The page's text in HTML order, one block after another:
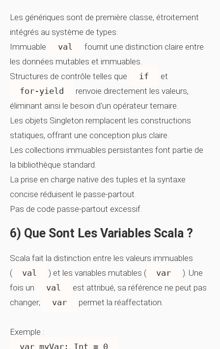
Les génériques sont de première classe, étroitement
intégrés au système de types.
Immuable
val
fournit une distinction claire entre
les données mutables et immuables.
Structures de contrôle telles que
if
et
for‑yield
renvoie directement les valeurs,
éliminant ainsi le besoin d'un opérateur ternaire.
Les objets Singleton remplacent les constructions
statiques, offrant une conception plus claire.
Les collections immuables persistantes font partie de
la bibliothèque standard.
La prise en charge native des tuples et la syntaxe
concise réduisent le passe-partout.
Pas de code passe-partout excessif.
6) Que Sont Les Variables Scala ?
Scala fait la distinction entre les valeurs immuables
(
val ) et les variables mutables ( var
). Une
fois un
val
est attribué, sa référence ne peut pas
changer;
var permet la réaffectation.
Exemple :
var myVar: Int = 0